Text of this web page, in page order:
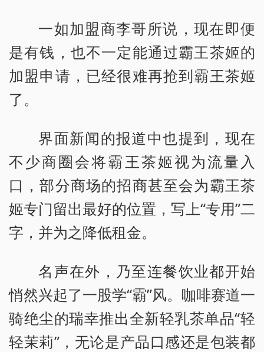
一如加盟商李哥所说，现在即便
是有钱，也不一定能通过霸王茶姬的
加盟申请，已经很难再抢到霸王茶姬
了。
界面新闻的报道中也提到，现在
不少商圈会将霸王茶姬视为流量入
口，部分商场的招商甚至会为霸王茶
姬专门留出最好的位置，写上“专用”二
字，并为之降低租金。
名声在外，乃至连餐饮业都开始
悄然兴起了一股学“霸”风。咖啡赛道一
骑绝尘的瑞幸推出全新轻乳茶单品“轻
轻茉莉”，无论是产品口感还是包装都